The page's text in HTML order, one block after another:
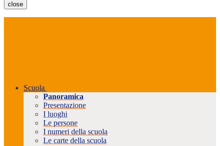
close
Scuola
Panoramica
Presentazione
I luoghi
Le persone
I numeri della scuola
Le carte della scuola